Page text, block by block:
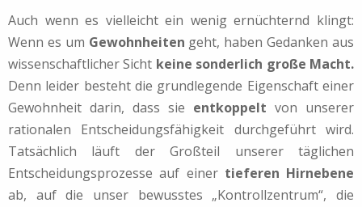
Auch wenn es vielleicht ein wenig ernüchternd klingt:
Wenn es um Gewohnheiten geht, haben Gedanken aus
wissenschaftlicher Sicht keine sonderlich große Macht.
Denn leider besteht die grundlegende Eigenschaft einer
Gewohnheit darin, dass sie entkoppelt von unserer
rationalen Entscheidungsfähigkeit durchgeführt wird.
Tatsächlich läuft der Großteil unserer täglichen
Entscheidungsprozesse auf einertieferen Hirnebene
ab, auf die unser bewusstes „Kontrollzentrum“, die